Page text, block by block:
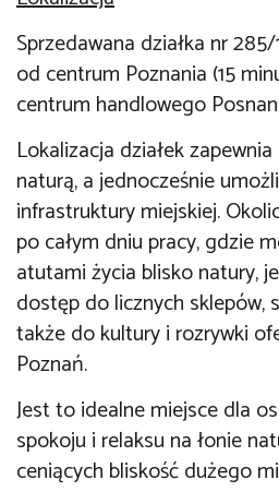
Sprzedawana działka nr
od centrum Poznania (15
centrum handlowego
Lokalizacja działek
naturą, a jednocześnie
infrastruktury miejskiej.
po całym dniu pracy, gdzie
atutami życia blisko natury,
dostęp do licznych sklepów,
także do kultury i rozrywki
Poznań.
Jest to idealne miejsce dla
spokoju i relaksu na łonie
ceniących bliskość dużego